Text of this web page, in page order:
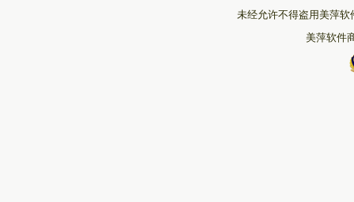
未经允许不得盗用美萍
美萍软件